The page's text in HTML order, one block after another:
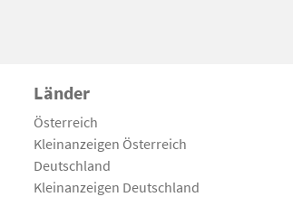
Länder
Österreich
Kleinanzeigen Österreich
Deutschland
Kleinanzeigen Deutschland